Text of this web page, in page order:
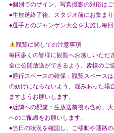
●個別でのサイン、写真撮影の対応はご
●生放送終了後、スタジオ前にお集ま
●選手とのジャンケン大会を実施し毎
観覧に関しての注意事項
毎回多くの皆様に観覧へお越しいただ
全に公開放送ができるよう、皆様のご
●通行スペースの確保：観覧スペース
の妨げにならないよう、混みあった場
ますようお願いします。
●近隣への配慮：生放送前後も含め、
へのご配慮をお願いします。
●当日の状況を確認し、ご移動や通路